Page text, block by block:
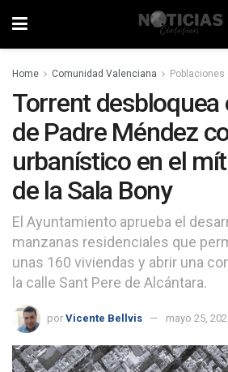
Home Comunidad Valenciana
Torrent desbloquea
de Padre Méndez
urbanístico en el
de la Sala Bony
El Ayuntamiento aprueba el
manzanas residenciales que
unas 160 viviendas y abrir una
la calle Sant Pere de Alcántara.
por Vicente Bellvis mayo 25,